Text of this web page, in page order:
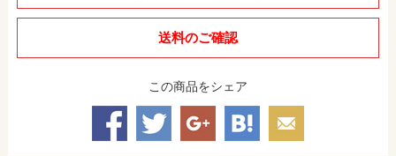
送料のご確認
この商品をシェア